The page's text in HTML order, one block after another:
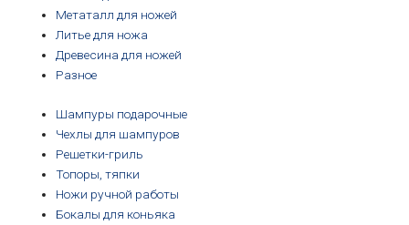
Метаталл для ножей
Литье для ножа
Древесина для ножей
Разное
Шампуры подарочные
Чехлы для шампуров
Решетки-гриль
Топоры, тяпки
Ножи ручной работы
Бокалы для коньяка